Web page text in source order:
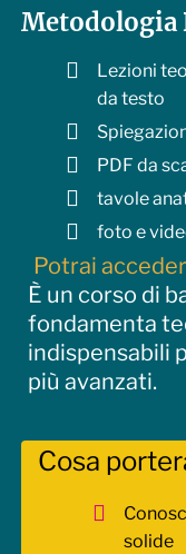
struttura
rapporti
uretra,
pelvici
differenze
funzione
Fisiologia e
ruolo del
postura e
relazione
urgenza
difficoltà a
stipsi e
Metodologia
Lezioni
da testo
PDF da
tavole
foto e
Potrai
È un corso di
fondamenta
indispensabili
più avanzati.
Cosa
solide